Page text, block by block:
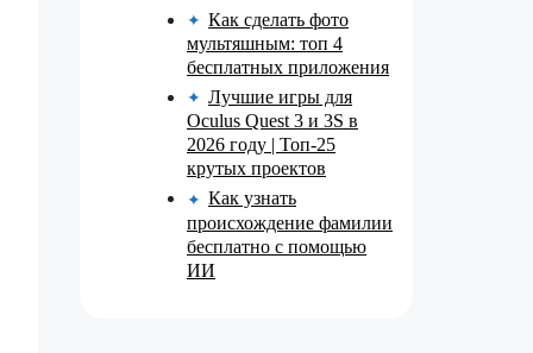
✦ Как сделать фото
мультяшным: топ 4
бесплатных приложения
✦ Лучшие игры для
Oculus Quest 3 и 3S в
2026 году | Топ-25
крутых проектов
✦ Как узнать
происхождение фамилии
бесплатно с помощью
ИИ